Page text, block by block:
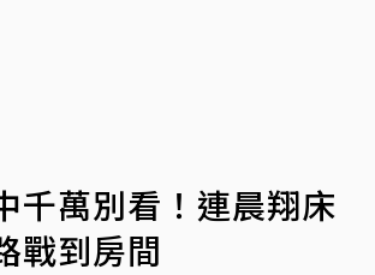
千萬別看！連晨翔床
戰到房間